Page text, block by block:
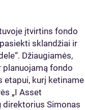
įtvirtins fondo
sklandžiai ir
Džiaugiamės,
planuojamą fondo
etapui, kurį ketiname
„I Asset
direktorius Simonas